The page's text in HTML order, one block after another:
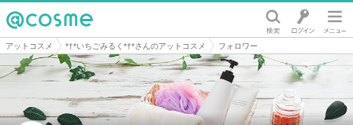
@cosme
アットコスメ *†*いちごみるく*†*さんのアットコスメ フォロワー